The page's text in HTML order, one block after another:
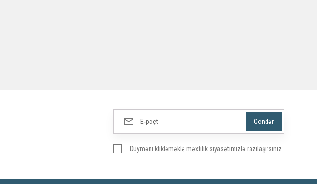
Düyməni klikləməklə məxfilik siyasətimizlə razılaşırsınız